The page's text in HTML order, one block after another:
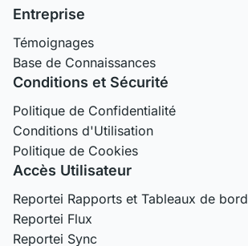
Entreprise
Témoignages
Base de Connaissances
Conditions et Sécurité
Politique de Confidentialité
Conditions d'Utilisation
Politique de Cookies
Accès Utilisateur
Reportei Rapports et Tableaux de bord
Reportei Flux
Reportei Sync